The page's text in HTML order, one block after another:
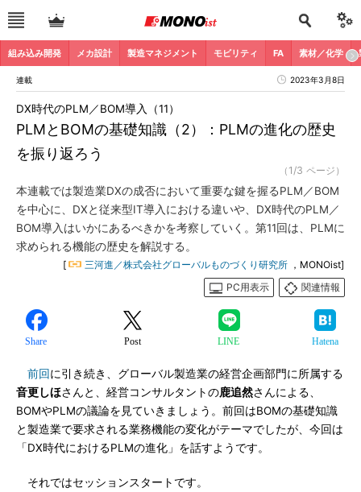
組み込み開発 メカ設計 製造マネジメント モビリティ FA 素材／化学
連載 2023年3月8日
PLMとBOMの基礎知識（2）：PLMの進化の歴史
を振り返ろう
DX時代のPLM／BOM導入（11）
（1/3 ページ）
本連載では製造業DXの成否において重要な鍵を握るPLM／BOM
を中心に、DXと従来型IT導入における違いや、DX時代のPLM／
BOM導入はいかにあるべきかを考察していく。第11回は、PLMに
求められる機能の歴史を解説する。
[ 三河進／株式会社グローバルものづくり研究所 ，MONOist]
PC用表示
関連情報
Share Post LINE Hatena
前回に引き続き、グローバル製造業の経営企画部門に所属する
音更しほさんと、経営コンサルタントの鹿追然さんによる、
BOMやPLMの議論を見ていきましょう。前回はBOMの基礎知識
と製造業で要求される業務機能の変化がテーマでしたが、今回は
「DX時代におけるPLMの進化」を話すようです。
それではセッションスタートです。